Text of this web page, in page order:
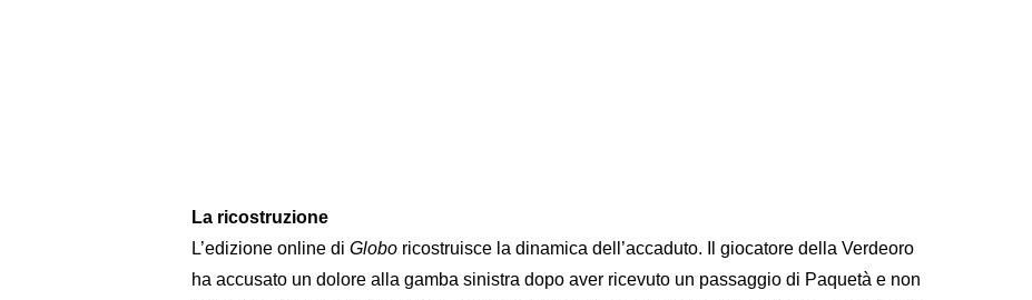
La ricostruzione
L’edizione online di Globo ricostruisce la dinamica dell’accaduto. Il giocatore della Verdeoro
ha accusato un dolore alla gamba sinistra dopo aver ricevuto un passaggio di Paquetà e non